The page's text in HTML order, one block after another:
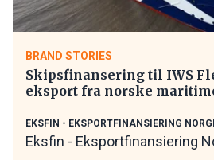
BRAND STORIES
Skipsfinansering til IWS
eksport fra norske
EKSFIN - EKSPORTFINANSIERING
Eksfin - Eksportfinansiering